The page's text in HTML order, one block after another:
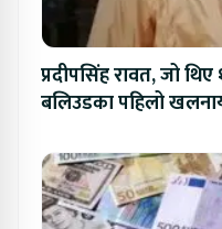
प्रदीपसिंह रावत, जो
बलिउडका पहिलो